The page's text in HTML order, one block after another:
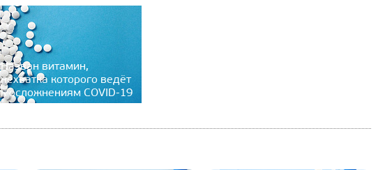
Назван витамин,
нехватка которого ведёт
к осложнениям COVID-19